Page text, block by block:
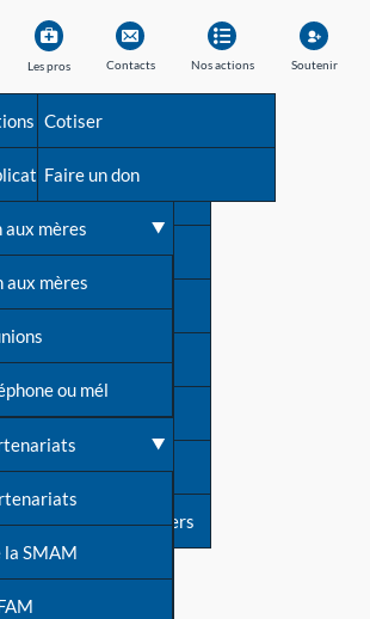
naissance
d'allaitement ?
vérités
animatrice ?
sur le site
Les pros
l'allaitement
Contacts
d'aide?
de tous les
presse
de presse
LLL
d'or
à nos newsletters
Nos actions
aux mères
aux mères
ou mél
la SMAM
Soutenir
Cotiser
Faire un don